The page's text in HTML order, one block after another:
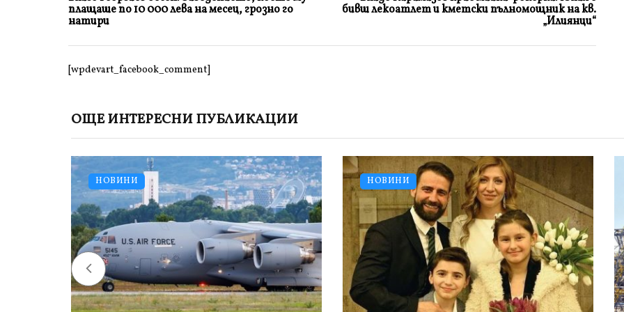
плащаше по 10 000 лева на месец, грозно го
натири
бивш лекоатлет и кметски пълномощник на кв.
„Илиянци“
[wpdevart_facebook_comment]
ОЩЕ ИНТЕРЕСНИ ПУБЛИКАЦИИ
НОВИНИ НОВИНИ